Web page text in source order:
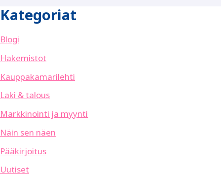
Kategoriat
Blogi
Hakemistot
Kauppakamarilehti
Laki & talous
Markkinointi ja myynti
Näin sen näen
Pääkirjoitus
Uutiset